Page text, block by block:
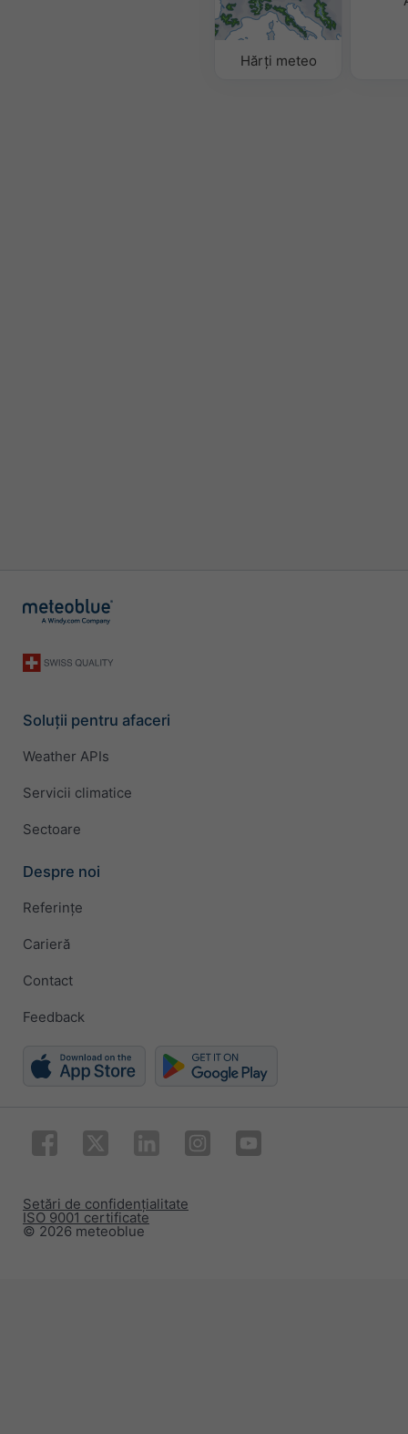
Hărți meteo
Soluții pentru afaceri
Weather APIs
Servicii climatice
Sectoare
Despre noi
Referințe
Carieră
Contact
Feedback
© 2026 meteoblue
ISO 9001 certificate
Setări de confidențialitate